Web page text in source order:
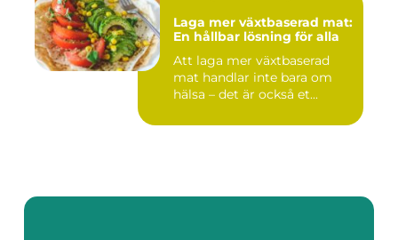
Laga mer växtbaserad mat:
En hållbar lösning för alla
Att laga mer växtbaserad
mat handlar inte bara om
hälsa – det är också et...